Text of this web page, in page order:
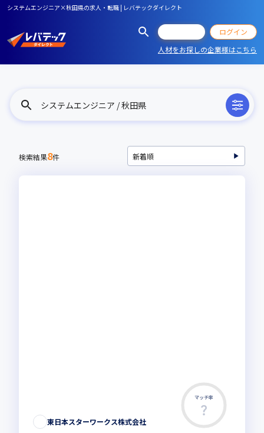
システムエンジニア×秋田県の求人・転職 | レバテックダイレクト
ログイン
人材をお探しの企業様はこちら
システムエンジニア / 秋田県
検索結果8件
マッチ率
東日本スターワークス株式会社